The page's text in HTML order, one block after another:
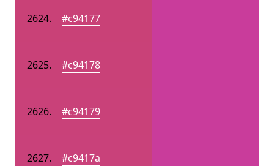
#c94177
#c94178
#c94179
#c9417a